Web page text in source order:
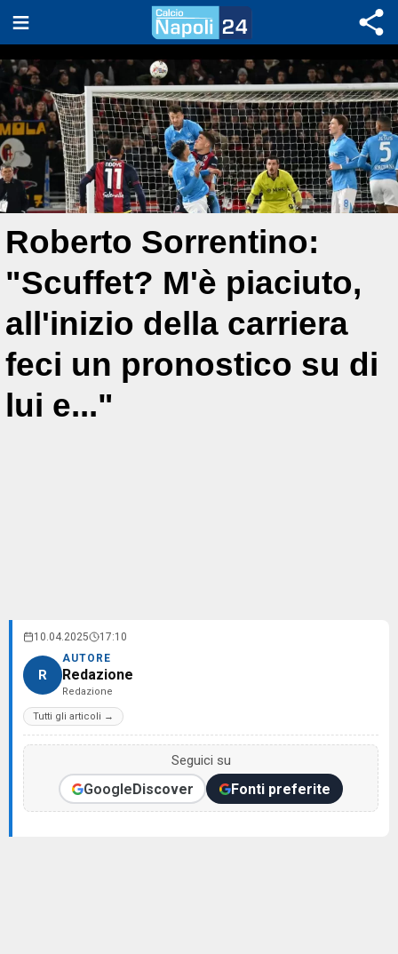
Roberto Sorrentino:
"Scuffet? M'è piaciuto,
all'inizio della carriera
feci un pronostico su di
lui e..."
10.04.2025 17:10
R
AUTORE
Redazione
Redazione
Tutti gli articoli →
Seguici su
GoogleDiscover Fonti preferite